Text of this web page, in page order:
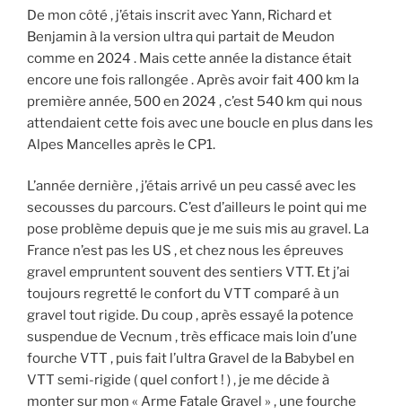
De mon côté , j’étais inscrit avec Yann, Richard et
Benjamin à la version ultra qui partait de Meudon
comme en 2024 . Mais cette année la distance était
encore une fois rallongée . Après avoir fait 400 km la
première année, 500 en 2024 , c’est 540 km qui nous
attendaient cette fois avec une boucle en plus dans les
Alpes Mancelles après le CP1.
L’année dernière , j’étais arrivé un peu cassé avec les
secousses du parcours. C’est d’ailleurs le point qui me
pose problème depuis que je me suis mis au gravel. La
France n’est pas les US , et chez nous les épreuves
gravel empruntent souvent des sentiers VTT. Et j’ai
toujours regretté le confort du VTT comparé à un
gravel tout rigide. Du coup , après essayé la potence
suspendue de Vecnum , très efficace mais loin d’une
fourche VTT , puis fait l’ultra Gravel de la Babybel en
VTT semi-rigide ( quel confort ! ) , je me décide à
monter sur mon « Arme Fatale Gravel » , une fourche